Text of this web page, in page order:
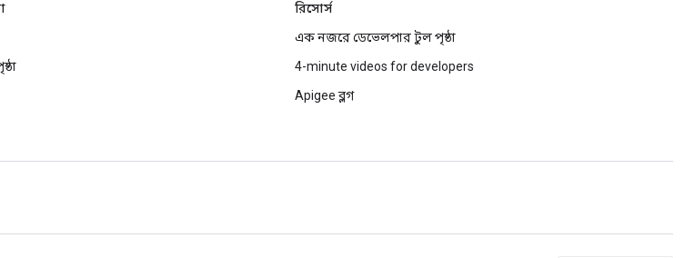
রিসোর্স
এক নজরে ডেভেলপার টুল পৃষ্ঠা
4-minute videos for developers
Apigee ব্লগ